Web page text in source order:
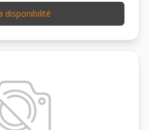
disponibilité